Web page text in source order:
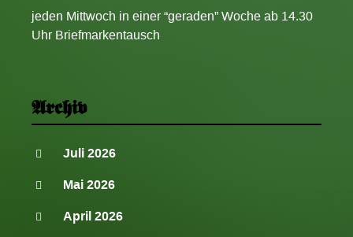
jeden Mittwoch in einer “geraden” Woche ab 14.30
Uhr Briefmarkentausch
Archiv
Juli 2026
Mai 2026
April 2026